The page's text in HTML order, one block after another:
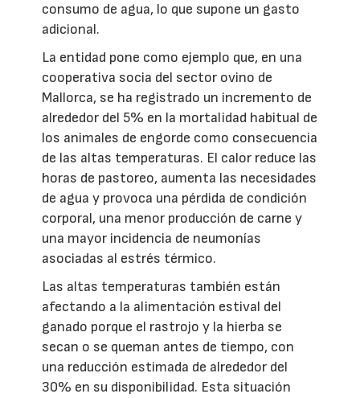
consumo de agua, lo que supone un gasto
adicional.
La entidad pone como ejemplo que, en una
cooperativa socia del sector ovino de
Mallorca, se ha registrado un incremento de
alrededor del 5% en la mortalidad habitual de
los animales de engorde como consecuencia
de las altas temperaturas. El calor reduce las
horas de pastoreo, aumenta las necesidades
de agua y provoca una pérdida de condición
corporal, una menor producción de carne y
una mayor incidencia de neumonías
asociadas al estrés térmico.
Las altas temperaturas también están
afectando a la alimentación estival del
ganado porque el rastrojo y la hierba se
secan o se queman antes de tiempo, con
una reducción estimada de alrededor del
30% en su disponibilidad. Esta situación